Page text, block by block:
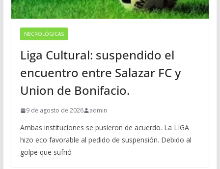
NECROLÓGICAS
Liga Cultural: suspendido el
encuentro entre Salazar FC y
Union de Bonifacio.
9 de agosto de 2026 admin
Ambas instituciones se pusieron de acuerdo. La LIGA
hizo eco favorable al pedido de suspensión. Debido al
golpe que sufrió